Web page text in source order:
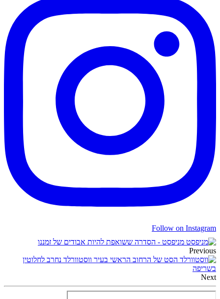
Follow on Instagram
מניפסט - הסדרה ששואפת להיות אבודים של זמננו
Previous
הסט של הרחוב הראשי בעיר ווסטוורלד נחרב לחלוטין
בשריפה
Next